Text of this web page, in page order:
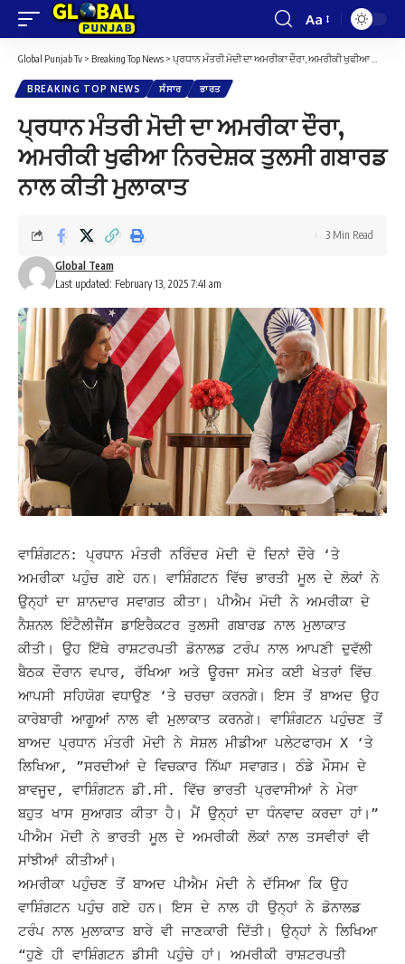
Font
Resizer
Aa
Global Punjab Tv > Breaking Top News > ਪ੍ਰਧਾਨ ਮੰਤਰੀ ਮੋਦੀ ਦਾ ਅਮਰੀਕਾ ਦੌਰਾ, ਅਮਰੀਕੀ ਖੁਫੀਆ ਨਿਰਦੇਸ਼ਕ ਤੁਲਸੀ ਗਬਾਰਡ ਨਾਲ ਕੀਤੀ ਮੁਲਾਕਾਤ
BREAKING TOP NEWS ਸੰਸਾਰ ਭਾਰਤ
ਪ੍ਰਧਾਨ ਮੰਤਰੀ ਮੋਦੀ ਦਾ ਅਮਰੀਕਾ ਦੌਰਾ,
ਅਮਰੀਕੀ ਖੁਫੀਆ ਨਿਰਦੇਸ਼ਕ ਤੁਲਸੀ ਗਬਾਰਡ
ਨਾਲ ਕੀਤੀ ਮੁਲਾਕਾਤ
Last updated: February 13, 2025 7:41 am
Global Team
3 Min Read
ਵਾਸ਼ਿੰਗਟਨ: ਪ੍ਰਧਾਨ ਮੰਤਰੀ ਨਰਿੰਦਰ ਮੋਦੀ ਦੋ ਦਿਨਾਂ ਦੌਰੇ ‘ਤੇ
ਅਮਰੀਕਾ ਪਹੁੰਚ ਗਏ ਹਨ। ਵਾਸ਼ਿੰਗਟਨ ਵਿੱਚ ਭਾਰਤੀ ਮੂਲ ਦੇ ਲੋਕਾਂ ਨੇ
ਉਨ੍ਹਾਂ ਦਾ ਸ਼ਾਨਦਾਰ ਸਵਾਗਤ ਕੀਤਾ। ਪੀਐਮ ਮੋਦੀ ਨੇ ਅਮਰੀਕਾ ਦੇ
ਨੈਸ਼ਨਲ ਇੰਟੈਲੀਜੈਂਸ ਡਾਇਰੈਕਟਰ ਤੁਲਸੀ ਗਬਾਰਡ ਨਾਲ ਮੁਲਾਕਾਤ
ਕੀਤੀ। ਉਹ ਇੱਥੇ ਰਾਸ਼ਟਰਪਤੀ ਡੋਨਾਲਡ ਟਰੰਪ ਨਾਲ ਆਪਣੀ ਦੁਵੱਲੀ
ਬੈਠਕ ਦੌਰਾਨ ਵਪਾਰ, ਰੱਖਿਆ ਅਤੇ ਊਰਜਾ ਸਮੇਤ ਕਈ ਖੇਤਰਾਂ ਵਿੱਚ
ਆਪਸੀ ਸਹਿਯੋਗ ਵਧਾਉਣ ‘ਤੇ ਚਰਚਾ ਕਰਨਗੇ। ਇਸ ਤੋਂ ਬਾਅਦ ਉਹ
ਕਾਰੋਬਾਰੀ ਆਗੂਆਂ ਨਾਲ ਵੀ ਮੁਲਾਕਾਤ ਕਰਨਗੇ। ਵਾਸ਼ਿੰਗਟਨ ਪਹੁੰਚਣ ਤੋਂ
ਬਾਅਦ ਪ੍ਰਧਾਨ ਮੰਤਰੀ ਮੋਦੀ ਨੇ ਸੋਸ਼ਲ ਮੀਡੀਆ ਪਲੇਟਫਾਰਮ X ‘ਤੇ
ਲਿਖਿਆ, ”ਸਰਦੀਆਂ ਦੇ ਵਿਚਕਾਰ ਨਿੱਘਾ ਸਵਾਗਤ। ਠੰਡੇ ਮੌਸਮ ਦੇ
ਬਾਵਜੂਦ, ਵਾਸ਼ਿੰਗਟਨ ਡੀ.ਸੀ. ਵਿੱਚ ਭਾਰਤੀ ਪ੍ਰਵਾਸੀਆਂ ਨੇ ਮੇਰਾ
ਬਹੁਤ ਖਾਸ ਸੁਆਗਤ ਕੀਤਾ ਹੈ। ਮੈਂ ਉਨ੍ਹਾਂ ਦਾ ਧੰਨਵਾਦ ਕਰਦਾ ਹਾਂ।”
ਪੀਐਮ ਮੋਦੀ ਨੇ ਭਾਰਤੀ ਮੂਲ ਦੇ ਅਮਰੀਕੀ ਲੋਕਾਂ ਨਾਲ ਤਸਵੀਰਾਂ ਵੀ
ਸਾਂਝੀਆਂ ਕੀਤੀਆਂ।
ਅਮਰੀਕਾ ਪਹੁੰਚਣ ਤੋਂ ਬਾਅਦ ਪੀਐਮ ਮੋਦੀ ਨੇ ਦੱਸਿਆ ਕਿ ਉਹ
ਵਾਸ਼ਿੰਗਟਨ ਪਹੁੰਚ ਗਏ ਹਨ। ਇਸ ਦੇ ਨਾਲ ਹੀ ਉਨ੍ਹਾਂ ਨੇ ਡੋਨਾਲਡ
ਟਰੰਪ ਨਾਲ ਮੁਲਾਕਾਤ ਬਾਰੇ ਵੀ ਜਾਣਕਾਰੀ ਦਿੱਤੀ। ਉਨ੍ਹਾਂਨੇ ਲਿਖਿਆ
“ਹੁਣੇ ਹੀ ਵਾਸ਼ਿੰਗਟਨ ਡੀਸੀ ਪਹੁੰਚੇ ਹਾਂ। ਅਮਰੀਕੀ ਰਾਸ਼ਟਰਪਤੀ